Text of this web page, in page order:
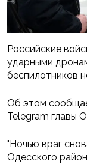
Российские
ударными
беспилотников
Об этом
Telegram главы
"Ночью враг
Одесского